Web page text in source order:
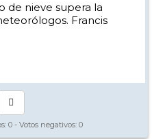
de nieve supera la
Francis
0 - Votos negativos: 0